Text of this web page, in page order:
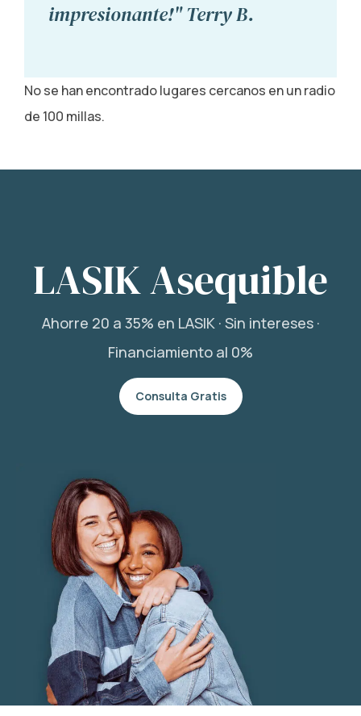
impresionante!" Terry B.
No se han encontrado lugares cercanos en un radio
de 100 millas.
LASIK Asequible
Ahorre 20 a 35% en LASIK · Sin intereses ·
Financiamiento al 0%
Consulta Gratis